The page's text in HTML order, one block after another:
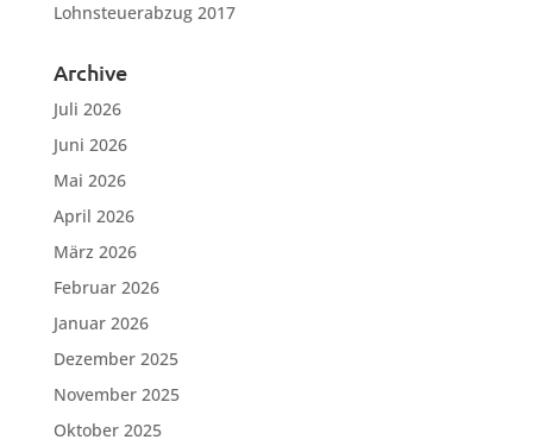
Lohnsteuerabzug 2017
Archive
Juli 2026
Juni 2026
Mai 2026
April 2026
März 2026
Februar 2026
Januar 2026
Dezember 2025
November 2025
Oktober 2025